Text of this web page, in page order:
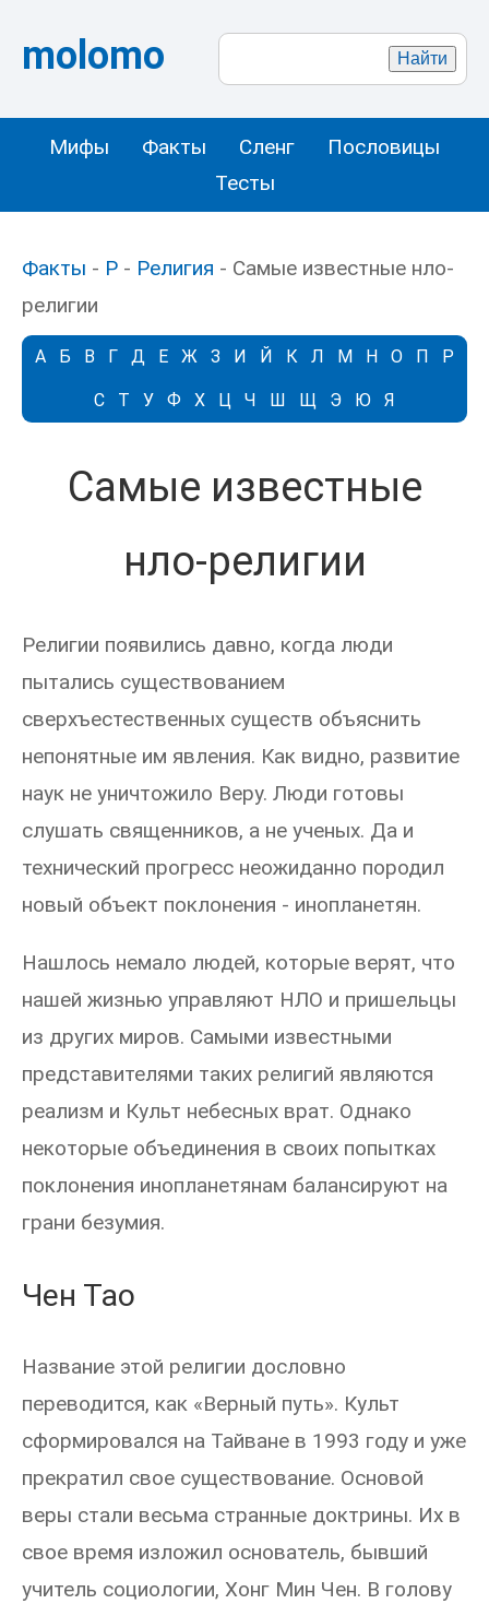
molomo
Мифы Факты Сленг
Пословицы
Тесты
Факты - Р - Религия - Самые известные нло-
религии
А Б В Г Д Е Ж З И Й К Л М Н О П Р
С Т У Ф Х Ц Ч Ш Щ Э Ю Я
Самые известные
нло-религии
Религии появились давно, когда люди
пытались существованием
сверхъестественных существ объяснить
непонятные им явления. Как видно, развитие
наук не уничтожило Веру. Люди готовы
слушать священников, а не ученых. Да и
технический прогресс неожиданно породил
новый объект поклонения - инопланетян.
Нашлось немало людей, которые верят, что
нашей жизнью управляют НЛО и пришельцы
из других миров. Самыми известными
представителями таких религий являются
реализм и Культ небесных врат. Однако
некоторые объединения в своих попытках
поклонения инопланетянам балансируют на
грани безумия.
Чен Тао
Название этой религии дословно
переводится, как «Верный путь». Культ
сформировался на Тайване в 1993 году и уже
прекратил свое существование. Основой
веры стали весьма странные доктрины. Их в
свое время изложил основатель, бывший
учитель социологии, Хонг Мин Чен. В голову